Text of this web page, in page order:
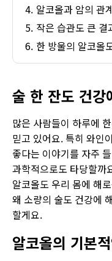
알코올과 암의 관
작은 습관도 큰 결
한 방울의 알코올
술 한 잔도 건강
많은 사람들이 하루에
믿고 있어요. 특히 와인
좋다는 이야기를 자주
과학적으로도 타당할까
알코올도 우리 몸에 해
왜 소량의 술도 건강에
할게요.
알코올의 기본